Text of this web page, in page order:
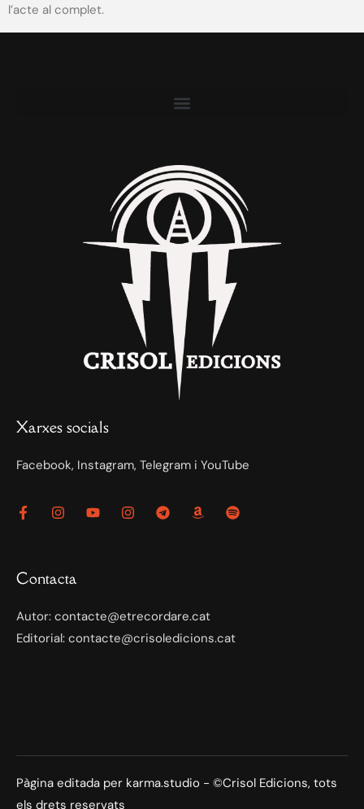
l’acte al complet.
Xarxes socials
Facebook, Instagram, Telegram i YouTube
Contacta
Autor: contacte@etrecordare.cat
Editorial: contacte@crisoledicions.cat
Pàgina editada per karma.studio - ©Crisol Edicions, tots
els drets reservats